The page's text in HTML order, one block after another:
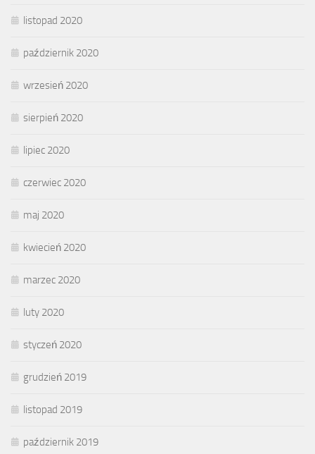
listopad 2020
październik 2020
wrzesień 2020
sierpień 2020
lipiec 2020
czerwiec 2020
maj 2020
kwiecień 2020
marzec 2020
luty 2020
styczeń 2020
grudzień 2019
listopad 2019
październik 2019